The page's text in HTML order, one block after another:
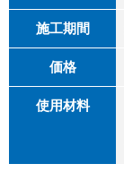
施工期間
価格
使用材料